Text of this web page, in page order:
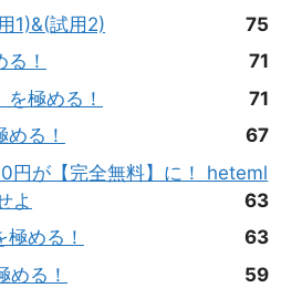
1)&(試用2)
75
！
71
極める！
71
る！
67
円が【完全無料】に！ heteml
よ
63
める！
63
める！
59